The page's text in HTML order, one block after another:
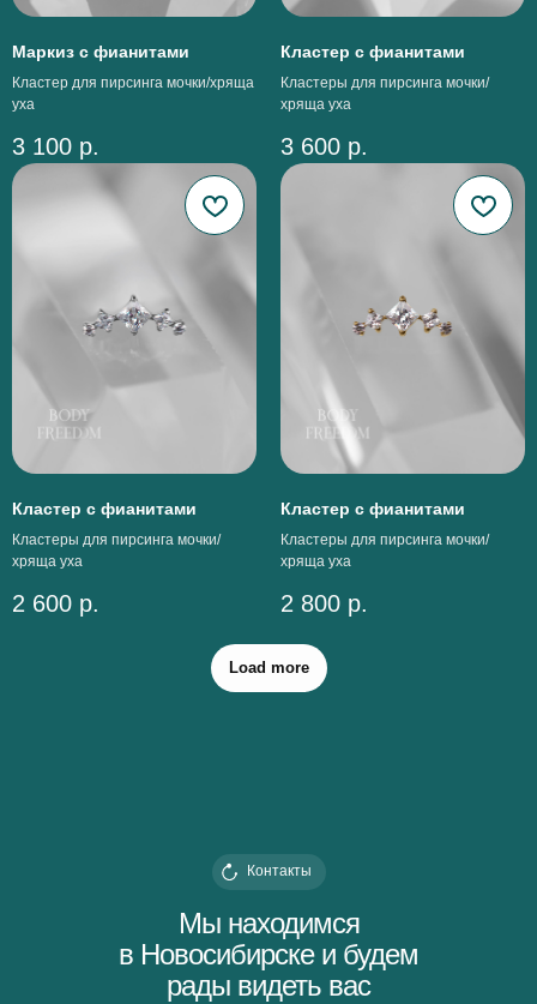
Маркиз с фианитами
Кластер для пирсинга мочки/хряща
уха
3 100 р.
Кластер с фианитами
Кластеры для пирсинга мочки/
хряща уха
3 600 р.
Кластер с фианитами
Кластеры для пирсинга мочки/
хряща уха
2 600 р.
Кластер с фианитами
Кластеры для пирсинга мочки/
хряща уха
2 800 р.
Load more
Мы находимся
в Новосибирске и будем
рады видеть вас
Контакты